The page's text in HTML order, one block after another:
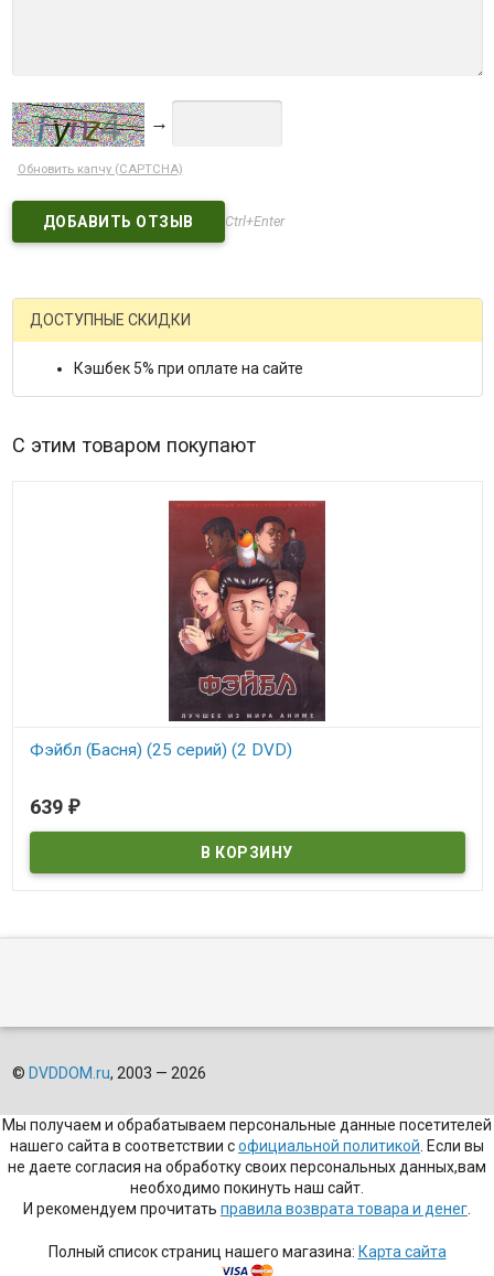
→
Обновить капчу (CAPTCHA)
Ctrl+Enter
ДОСТУПНЫЕ СКИДКИ
Кэшбек 5% при оплате на сайте
С этим товаром покупают
Фэйбл (Басня) (25 серий) (2 DVD)
639 ₽
© DVDDOM.ru, 2003 — 2026
Мы получаем и обрабатываем персональные данные посетителей
нашего сайта в соответствии софициальной политикой. Если вы
не даете согласия на обработку своих персональных данных,вам
необходимо покинуть наш сайт.
И рекомендуем прочитать правила возврата товара и денег.
Полный список страниц нашего магазина: Карта сайта